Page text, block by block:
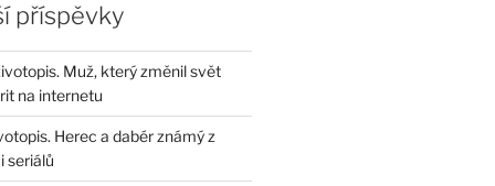
příspěvky
Muž, který změnil svět
na internetu
Herec a dabér známý z
seriálů